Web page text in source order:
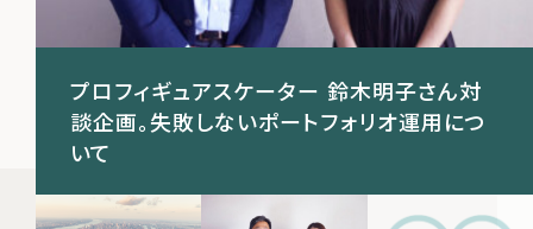
プロフィギュアスケーター 鈴木明子さん対
談企画。失敗しないポートフォリオ運用につ
いて
ご利用の流れ・プラン